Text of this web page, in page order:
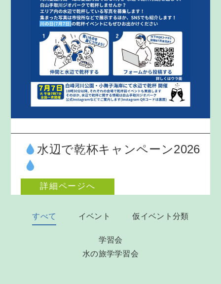
水辺で乾杯キャンペーン2026
詳細ページへ
すべて イベント 仮イベント分類
学習会
水の旅学学習会